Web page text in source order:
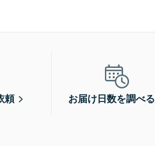
頼 お届け日数を調べる